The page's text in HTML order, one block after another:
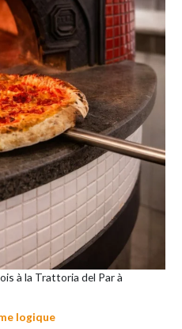
à la Trattoria del Par à
logique